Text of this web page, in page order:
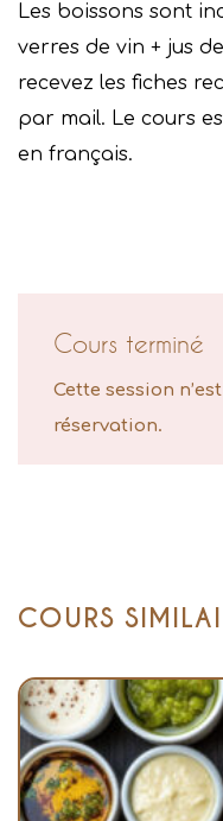
Les boissons sont
verres de vin + jus
recevez les fiches
par mail. Le cours
en français.
Cours terminé
Cette session
réservation.
COURS